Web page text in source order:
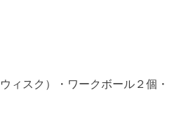
ィスク）・ワークボール２個・